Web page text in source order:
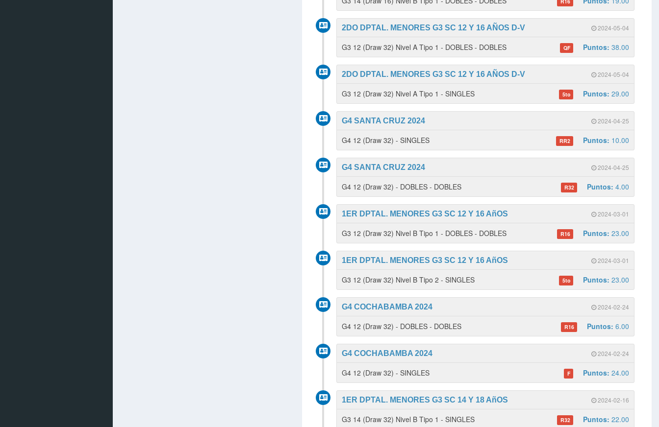
2024-05-04
2DO DPTAL. MENORES G3 SC 12 Y 16 AÑOS D-V
G3 12 (Draw 32) Nivel A Tipo 1 - DOBLES - DOBLES QF Puntos: 38.00
2024-05-04
2DO DPTAL. MENORES G3 SC 12 Y 16 AÑOS D-V
G3 12 (Draw 32) Nivel A Tipo 1 - SINGLES 5to Puntos: 29.00
2024-04-25
G4 SANTA CRUZ 2024
G4 12 (Draw 32) - SINGLES RR2 Puntos: 10.00
2024-04-25
G4 SANTA CRUZ 2024
G4 12 (Draw 32) - DOBLES - DOBLES R32 Puntos: 4.00
2024-03-01
1ER DPTAL. MENORES G3 SC 12 Y 16 AñOS
G3 12 (Draw 32) Nivel B Tipo 1 - DOBLES - DOBLES R16 Puntos: 23.00
2024-03-01
1ER DPTAL. MENORES G3 SC 12 Y 16 AñOS
G3 12 (Draw 32) Nivel B Tipo 2 - SINGLES 5to Puntos: 23.00
2024-02-24
G4 COCHABAMBA 2024
G4 12 (Draw 32) - DOBLES - DOBLES R16 Puntos: 6.00
2024-02-24
G4 COCHABAMBA 2024
G4 12 (Draw 32) - SINGLES F Puntos: 24.00
2024-02-16
1ER DPTAL. MENORES G3 SC 14 Y 18 AñOS
G3 14 (Draw 32) Nivel B Tipo 1 - SINGLES R32 Puntos: 22.00